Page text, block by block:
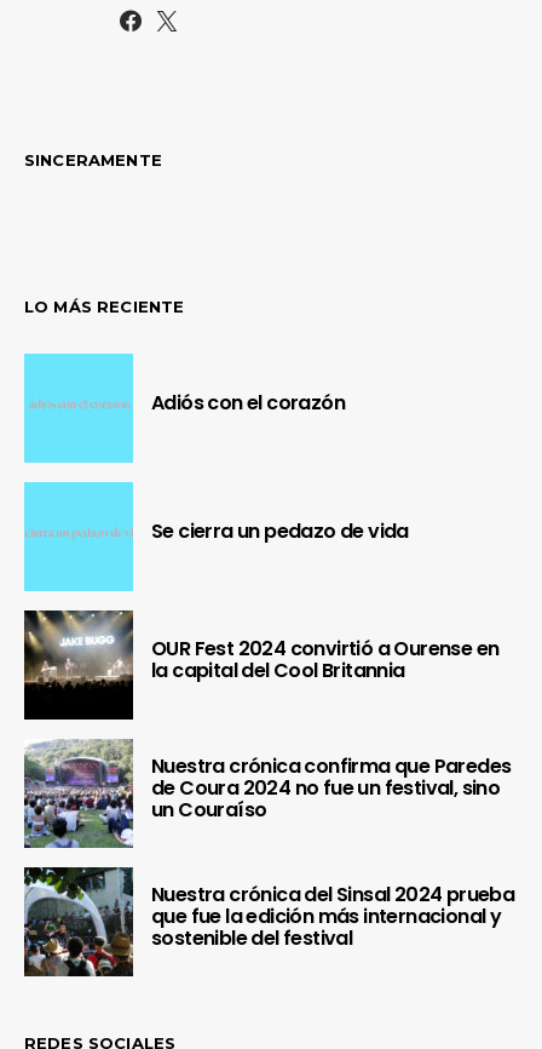
SINCERAMENTE
LO MÁS RECIENTE
Adiós con el corazón
Se cierra un pedazo de vida
OUR Fest 2024 convirtió a Ourense en
la capital del Cool Britannia
Nuestra crónica confirma que Paredes
de Coura 2024 no fue un festival, sino
un Couraíso
Nuestra crónica del Sinsal 2024 prueba
que fue la edición más internacional y
sostenible del festival
REDES SOCIALES